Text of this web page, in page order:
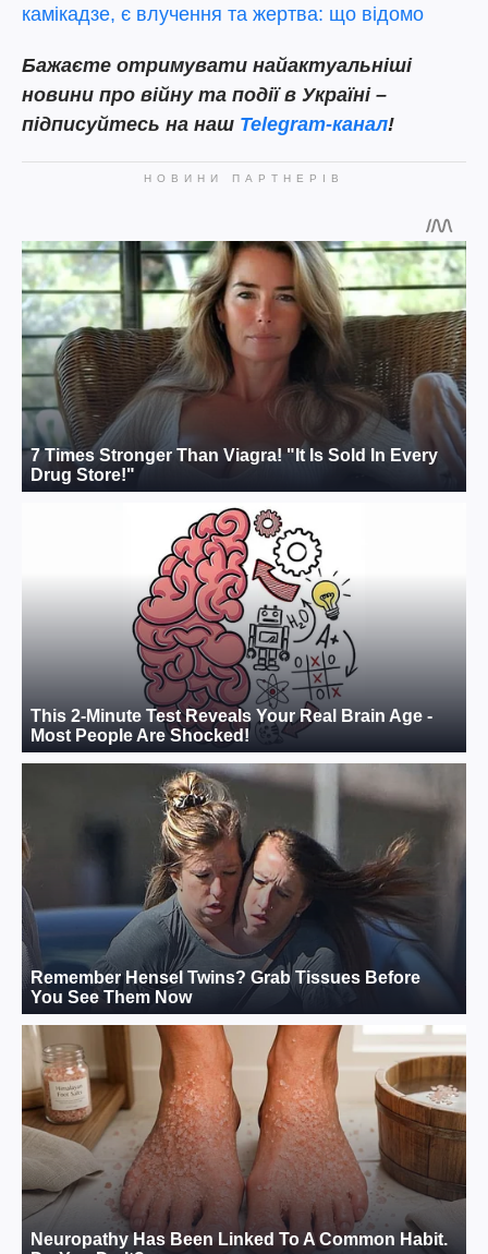
камікадзе, є влучення та жертва: що відомо
Бажаєте отримувати найактуальніші
новини про війну та події в Україні –
підписуйтесь на наш Telegram-канал!